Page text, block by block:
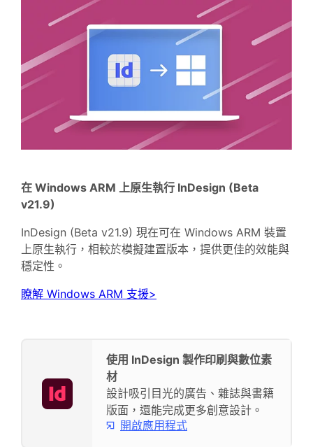
在 Windows ARM 上原生執行 InDesign (Beta
v21.9)
InDesign (Beta v21.9) 現在可在 Windows ARM 裝置
上原生執行，相較於模擬建置版本，提供更佳的效能與
穩定性。
瞭解 Windows ARM 支援>
使用 InDesign 製作印刷與數位素
材
設計吸引目光的廣告、雜誌與書籍
版面，還能完成更多創意設計。
開啟應用程式